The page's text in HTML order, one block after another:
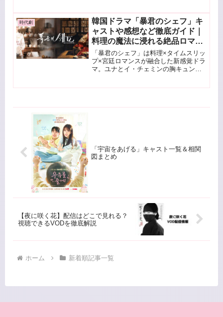
介！
時代劇
韓国ドラマ「暴君のシェフ」キ
ャストや感想など徹底ガイド｜
料理の魔法に浸れる絶品ロマン
ス
「暴君のシェフ」は料理×タイムスリッ
プ×宮廷ロマンスが融合した新感覚ドラ
マ。ユナとイ・チェミンの胸キュン展
「宇宙をあげる」キャスト一覧＆相関
図まとめ
【夜に咲く花】配信はどこで見れる？
視聴できるVODを徹底解説
ホーム 新着順記事一覧